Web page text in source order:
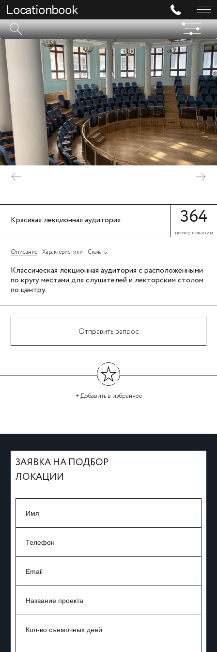
Locationbook
Красивая лекционная аудитория 364
номер локации
Описание Характеристики Скачать
Классическая лекционная аудитория с расположенными
по кругу местами для слушателей и лекторским столом
по центру
+ Добавить в избранное
Отправить запрос
ЗАЯВКА НА ПОДБОР
ЛОКАЦИИ